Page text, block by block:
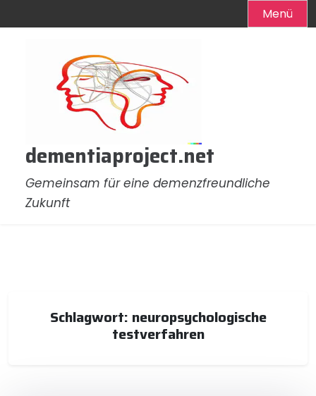
Menü
dementiaproject.net
Gemeinsam für eine demenzfreundliche
Zukunft
Schlagwort: neuropsychologische
testverfahren